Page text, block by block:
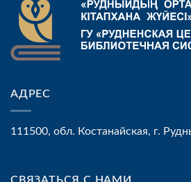
АДРЕС
111500, обл. Костанайская, г.